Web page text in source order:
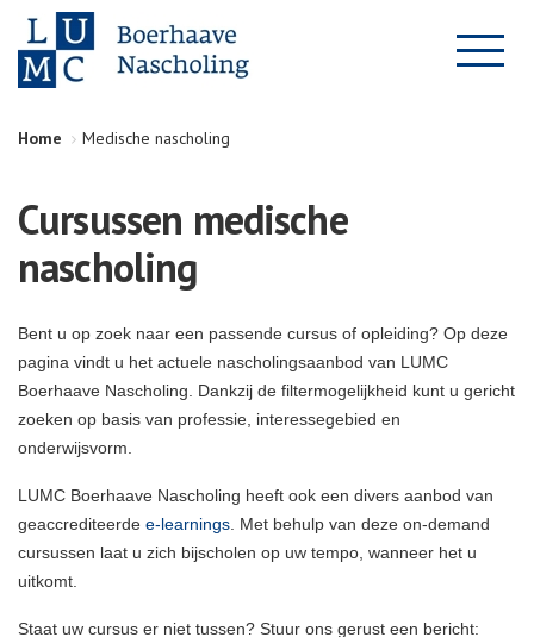
Home Medische nascholing
Cursussen medische
nascholing
Bent u op zoek naar een passende cursus of opleiding? Op deze
pagina vindt u het actuele nascholingsaanbod van LUMC
Boerhaave Nascholing. Dankzij de filtermogelijkheid kunt u gericht
zoeken op basis van professie, interessegebied en
onderwijsvorm.
LUMC Boerhaave Nascholing heeft ook een divers aanbod van
geaccrediteerde e-learnings . Met behulp van deze on-demand
cursussen laat u zich bijscholen op uw tempo, wanneer het u
uitkomt.
Staat uw cursus er niet tussen? Stuur ons gerust een bericht: